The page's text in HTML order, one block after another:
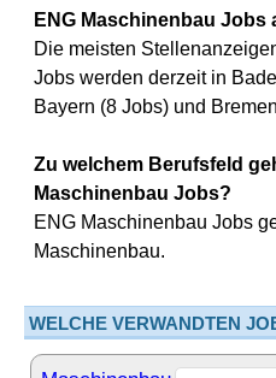
ENG Maschinenbau Jobs
Die meisten
Jobs werden derzeit in
Bayern (8 Jobs) und
Zu welchem Berufsfeld
Maschinenbau Jobs?
ENG Maschinenbau Jobs
Maschinenbau.
WELCHE VERWANDTEN